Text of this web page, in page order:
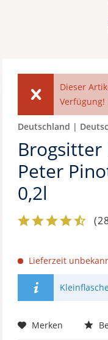
Dieser
Verfügung!
Deutschland |
Brogsitter
Peter
0,2l
(
Lieferzeit
Merken